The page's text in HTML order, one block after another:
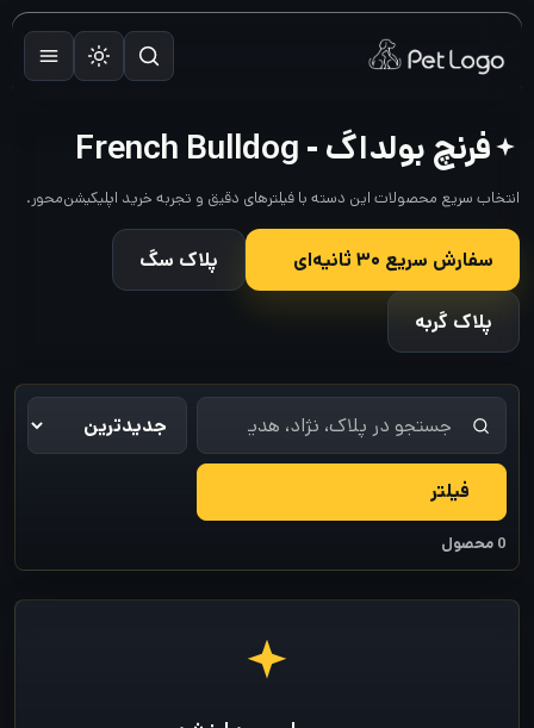
پرش
فرنچ بولداگ - French Bulldog​
انتخاب سریع محصولات این دسته با فیلترهای دقیق و تجربه خرید اپلیکیشن‌محور.
سفارش سریع ۳۰ ثانیه‌ای پلاک سگ
پلاک گربه
فیلتر
0 محصول